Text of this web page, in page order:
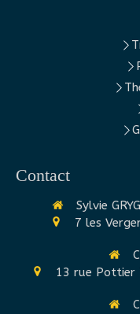
Contact
Sylvie
7 les
13 rue Pottier